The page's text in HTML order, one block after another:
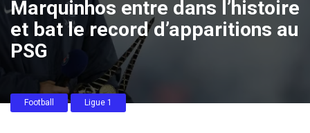
Marquinhos entre dans l’histoire
et bat le record d’apparitions au
PSG
Football Ligue 1